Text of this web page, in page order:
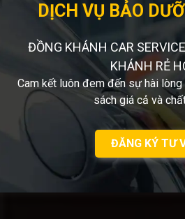
DỊCH VỤ BẢO
ĐỒNG KHÁNH CAR
KHÁNH RẺ
Cam kết luôn đem đến sự hài
sách giá cả và
ĐĂNG KÝ TƯ